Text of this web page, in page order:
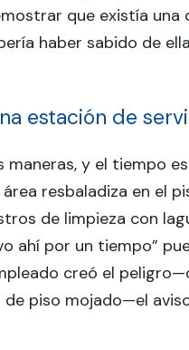
que existía una
haber sabido de
estación de
maneras, y el tiempo es
resbaladiza en el
de limpieza con
ahí por un tiempo”
creó el
piso mojado—el